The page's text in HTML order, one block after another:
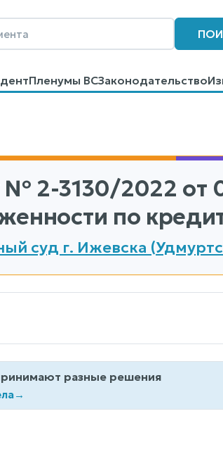
Пленумы ВСЗаконодательство
Поиск
№ 2-3130/2022 от
по
суд г. Ижевска
разные решения
→